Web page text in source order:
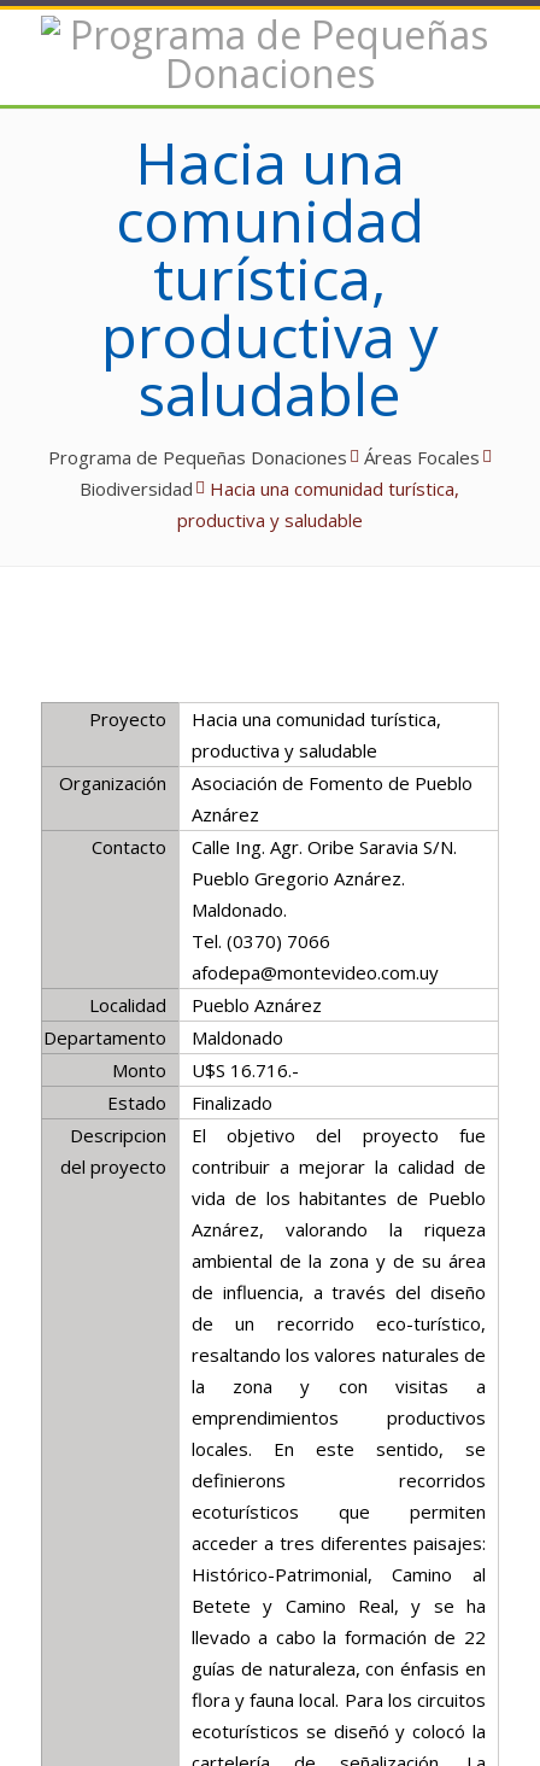
Hacia una
comunidad
turística,
productiva y
saludable
Programa de Pequeñas Donaciones
Áreas Focales
Biodiversidad
Hacia una comunidad turística,
productiva y saludable
Proyecto
Hacia una comunidad turística,
productiva y saludable
Organización
Asociación de Fomento de Pueblo
Aznárez
Contacto
Calle Ing. Agr. Oribe Saravia S/N.
Pueblo Gregorio Aznárez.
Maldonado.
Tel. (0370) 7066
afodepa@montevideo.com.uy
Localidad
Pueblo Aznárez
Departamento
Maldonado
Monto
U$S 16.716.-
Estado
Finalizado
Descripcion
del proyecto
El objetivo del proyecto fue
contribuir a mejorar la calidad de
vida de los habitantes de Pueblo
Aznárez, valorando la riqueza
ambiental de la zona y de su área
de influencia, a través del diseño
de un recorrido eco-turístico,
resaltando los valores naturales de
la zona y con visitas a
emprendimientos productivos
locales. En este sentido, se
definierons recorridos
ecoturísticos que permiten
acceder a tres diferentes paisajes:
Histórico-Patrimonial, Camino al
Betete y Camino Real, y se ha
llevado a cabo la formación de 22
guías de naturaleza, con énfasis en
flora y fauna local. Para los circuitos
ecoturísticos se diseñó y colocó la